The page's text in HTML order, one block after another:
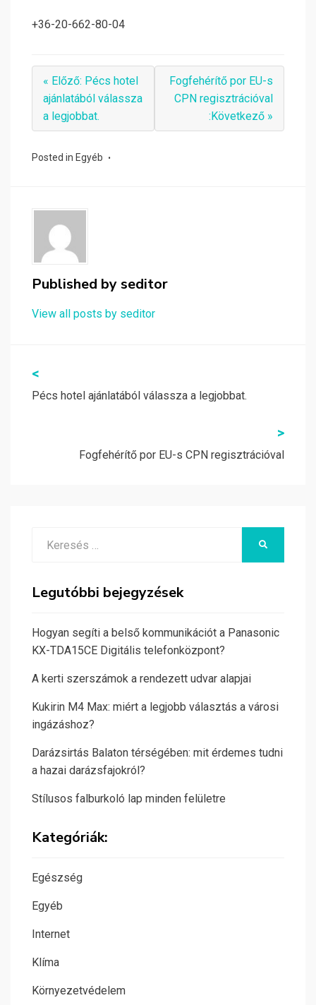
+36-20-662-80-04
« Előző: Pécs hotel
ajánlatából válassza
a legjobbat.
Fogfehérítő por EU-s
CPN regisztrációval
:Következő »
Posted in Egyéb
Published byseditor
View all posts by seditor
Bejegyzés
navigáció
<
Pécs hotel ajánlatából válassza a legjobbat.
>
Fogfehérítő por EU-s CPN regisztrációval
Legutóbbi bejegyzések
Hogyan segíti a belső kommunikációt a Panasonic
KX-TDA15CE Digitális telefonközpont?
A kerti szerszámok a rendezett udvar alapjai
Kukirin M4 Max: miért a legjobb választás a városi
ingázáshoz?
Darázsirtás Balaton térségében: mit érdemes tudni
a hazai darázsfajokról?
Stílusos falburkoló lap minden felületre
Kategóriák:
Egészség
Egyéb
Internet
Klíma
Környezetvédelem